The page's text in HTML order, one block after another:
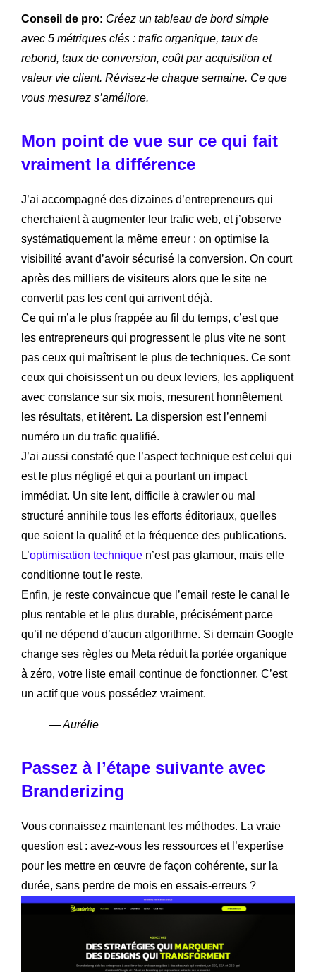
Conseil de pro: Créez un tableau de bord simple
avec 5 métriques clés : trafic organique, taux de
rebond, taux de conversion, coût par acquisition et
valeur vie client. Révisez-le chaque semaine. Ce que
vous mesurez s’améliore.
Mon point de vue sur ce qui fait
vraiment la différence
J’ai accompagné des dizaines d’entrepreneurs qui
cherchaient à augmenter leur trafic web, et j’observe
systématiquement la même erreur : on optimise la
visibilité avant d’avoir sécurisé la conversion. On court
après des milliers de visiteurs alors que le site ne
convertit pas les cent qui arrivent déjà.
Ce qui m’a le plus frappée au fil du temps, c’est que
les entrepreneurs qui progressent le plus vite ne sont
pas ceux qui maîtrisent le plus de techniques. Ce sont
ceux qui choisissent un ou deux leviers, les appliquent
avec constance sur six mois, mesurent honnêtement
les résultats, et itèrent. La dispersion est l’ennemi
numéro un du trafic qualifié.
J’ai aussi constaté que l’aspect technique est celui qui
est le plus négligé et qui a pourtant un impact
immédiat. Un site lent, difficile à crawler ou mal
structuré annihile tous les efforts éditoriaux, quelles
que soient la qualité et la fréquence des publications.
L’optimisation technique n’est pas glamour, mais elle
conditionne tout le reste.
Enfin, je reste convaincue que l’email reste le canal le
plus rentable et le plus durable, précisément parce
qu’il ne dépend d’aucun algorithme. Si demain Google
change ses règles ou Meta réduit la portée organique
à zéro, votre liste email continue de fonctionner. C’est
un actif que vous possédez vraiment.
— Aurélie
Passez à l’étape suivante avec
Branderizing
Vous connaissez maintenant les méthodes. La vraie
question est : avez-vous les ressources et l’expertise
pour les mettre en œuvre de façon cohérente, sur la
durée, sans perdre de mois en essais-erreurs ?